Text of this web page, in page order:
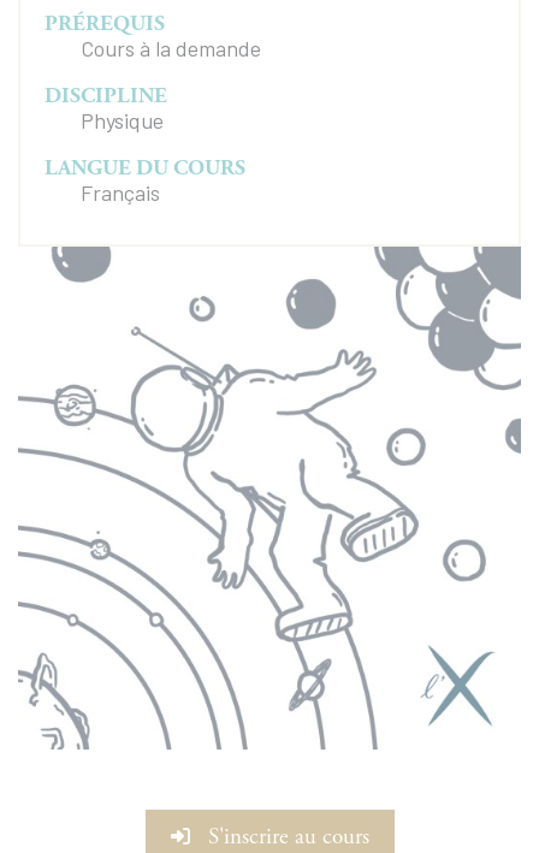
PRÉREQUIS
Cours à la demande
DISCIPLINE
Physique
LANGUE DU COURS
Français
S'inscrire au cours